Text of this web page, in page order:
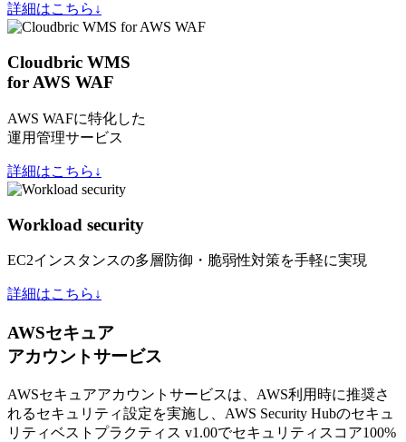
詳細はこちら↓
Cloudbric WMS
for AWS WAF
AWS WAFに特化した
運用管理サービス
詳細はこちら↓
Workload security
EC2インスタンスの多層防御・脆弱性対策を手軽に実現
詳細はこちら↓
AWSセキュア
アカウントサービス
AWSセキュアアカウントサービスは、AWS利用時に推奨さ
れるセキュリティ設定を実施し、AWS Security Hubのセキュ
リティベストプラクティス v1.00でセキュリティスコア100%